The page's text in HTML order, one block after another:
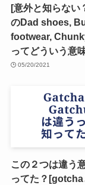
[意外と知らない
のDad shoes,
footwear,
ってどういう意
05/20/2021
この２つは違う
ってた？